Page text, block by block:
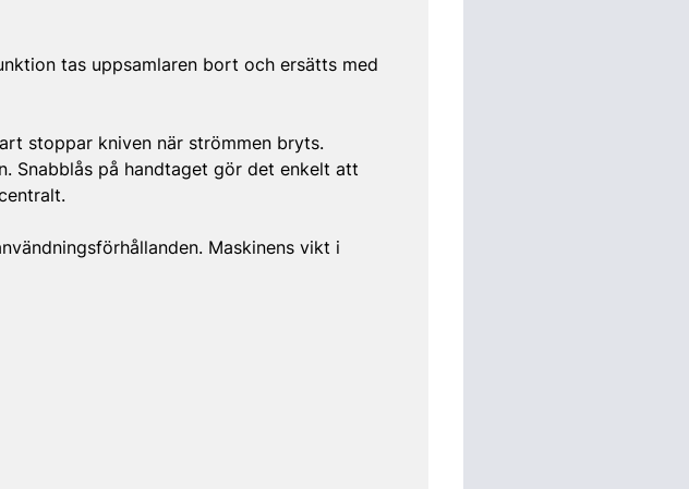
tas uppsamlaren bort och ersätts med
stoppar kniven när strömmen bryts.
Snabblås på handtaget gör det enkelt att
Maskinens vikt i